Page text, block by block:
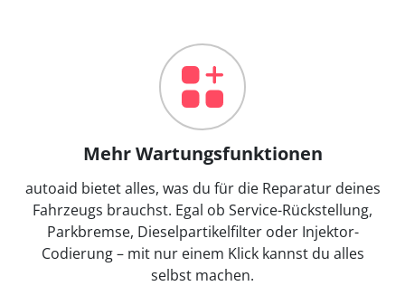
Mehr Wartungsfunktionen
autoaid bietet alles, was du für die Reparatur deines
Fahrzeugs brauchst. Egal ob Service-Rückstellung,
Parkbremse, Dieselpartikelfilter oder Injektor-
Codierung – mit nur einem Klick kannst du alles
selbst machen.